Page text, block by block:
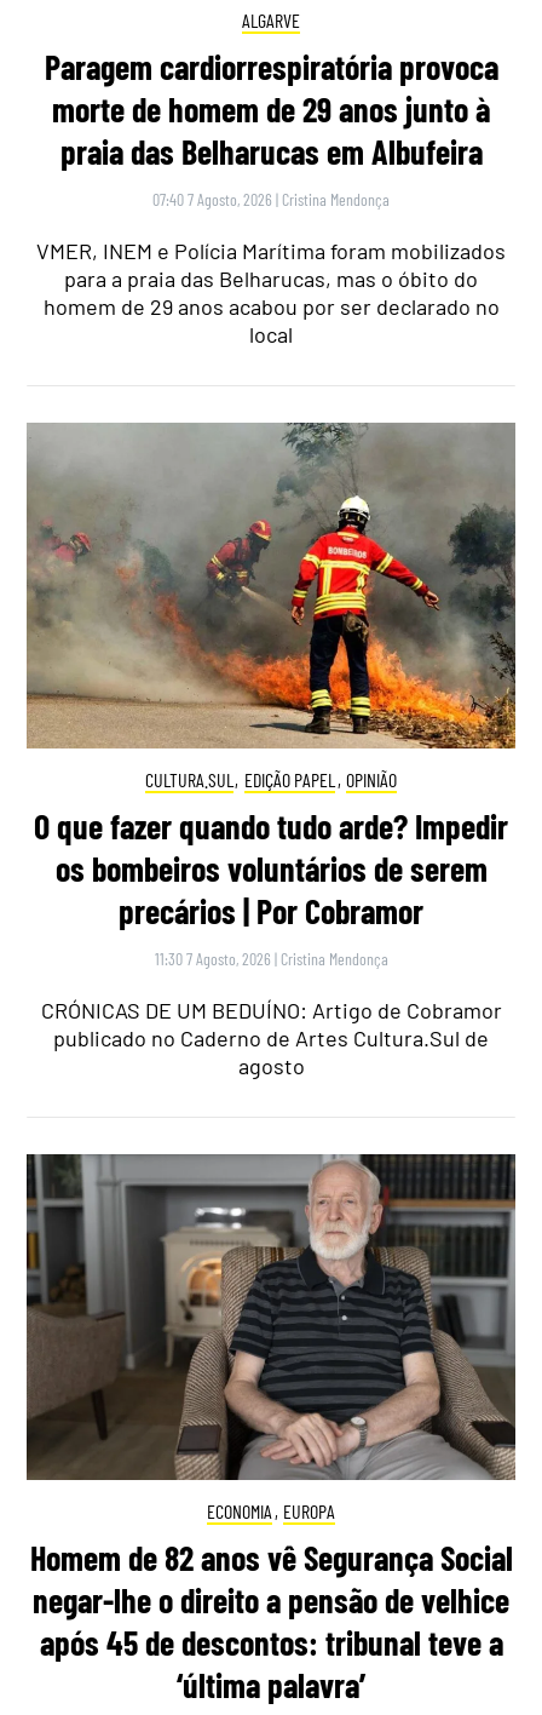
ALGARVE
Paragem cardiorrespiratória provoca
morte de homem de 29 anos junto à
praia das Belharucas em Albufeira
07:40 7 Agosto, 2026 | Cristina Mendonça
VMER, INEM e Polícia Marítima foram mobilizados
para a praia das Belharucas, mas o óbito do
homem de 29 anos acabou por ser declarado no
local
CULTURA.SUL , EDIÇÃO PAPEL , OPINIÃO
O que fazer quando tudo arde? Impedir
os bombeiros voluntários de serem
precários | Por Cobramor
11:30 7 Agosto, 2026 | Cristina Mendonça
CRÓNICAS DE UM BEDUÍNO: Artigo de Cobramor
publicado no Caderno de Artes Cultura.Sul de
agosto
ECONOMIA , EUROPA
Homem de 82 anos vê Segurança Social
negar-lhe o direito a pensão de velhice
após 45 de descontos: tribunal teve a
‘última palavra’